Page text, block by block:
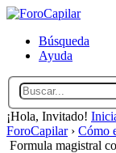
Búsqueda
Ayuda
¡Hola, Invitado!
ForoCapilar› Cómo
Formula magistral